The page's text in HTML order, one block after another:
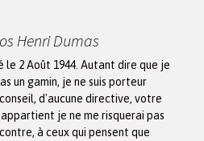
Henri Dumas
le 2 Août 1944. Autant dire que je
un gamin, je ne suis porteur
d'aucune directive, votre
je ne me risquerai pas
à ceux qui pensent que